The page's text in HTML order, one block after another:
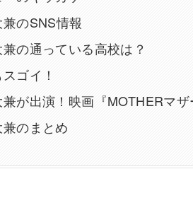
のSNS情報
の通っている高校は？
ゴイ！
が出演！映画『MOTHERマ
のまとめ